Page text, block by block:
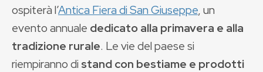
ospiterà l’Antica Fiera di San Giuseppe, un
evento annuale dedicato alla primavera e alla
tradizione rurale. Le vie del paese si
riempiranno di stand con bestiame e prodotti